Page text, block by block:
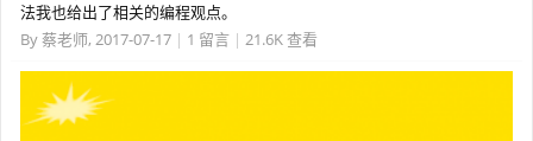
法我也给出了相关的编程观点。
By蔡老师, 2017-07-17 | 1 留言 | 21.6K 查看